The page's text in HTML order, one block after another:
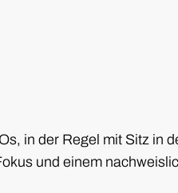
in der Regel mit Sitz in
und einem